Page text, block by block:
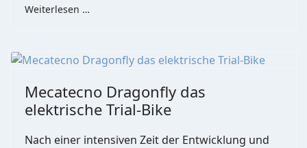
Weiterlesen …
Mecatecno Dragonfly das
elektrische Trial-Bike
Nach einer intensiven Zeit der Entwicklung und